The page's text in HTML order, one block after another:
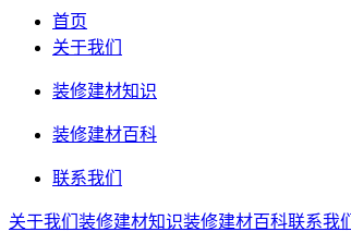
首页
关于我们
装修建材知识
装修建材百科
联系我们
关于我们 装修建材知识装修建材百科联系我们